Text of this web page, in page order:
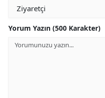
Yorum Yazın (500 Karakter)